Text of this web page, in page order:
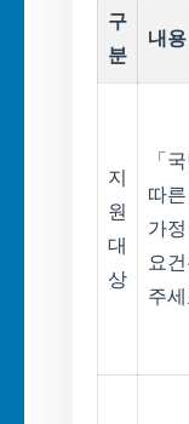
구
분
내용
지
원
대
상
「
따
가
요
주